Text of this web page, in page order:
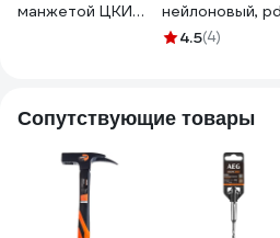
манжетой ЦКИ
нейлоновый,
f, с4.5(4)
Сопутствующие товары